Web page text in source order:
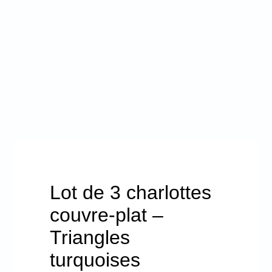
Lot de 3 charlottes
couvre-plat –
Triangles
turquoises